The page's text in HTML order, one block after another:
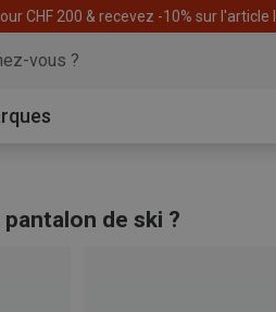
CHF 200 & recevez -10% sur l'article
de ski ?